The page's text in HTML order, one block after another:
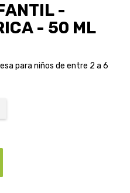
-
- 50 ML
para niños de entre 2 a 6